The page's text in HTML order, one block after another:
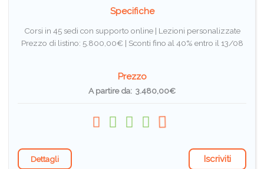
Specifiche
Corsi in 45 sedi con supporto online | Lezioni personalizzate
Prezzo di listino: 5.800,00€ | Sconti fino al 40% entro il 13/08
Prezzo
A partire da: 3.480,00€
Dettagli Iscriviti